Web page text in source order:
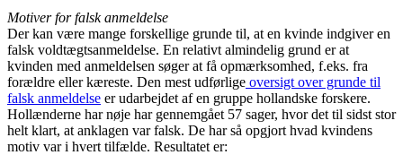
Motiver for falsk anmeldelse
Der kan være mange forskellige grunde til, at en kvinde indgiver en
falsk voldtægtsanmeldelse. En relativt almindelig grund er at
kvinden med anmeldelsen søger at få opmærksomhed, f.eks. fra
forældre eller kæreste. Den mest udførlige oversigt over grunde til
falsk anmeldelse er udarbejdet af en gruppe hollandske forskere.
Hollænderne har nøje har gennemgået 57 sager, hvor det til sidst stor
helt klart, at anklagen var falsk. De har så opgjort hvad kvindens
motiv var i hvert tilfælde. Resultatet er: